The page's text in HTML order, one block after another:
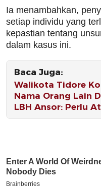
Ia menambahkan,
setiap individu yang
kepastian tentang
dalam kasus ini.
Baca Juga:
Walikota Tidore
Nama Orang Lain
LBH Ansor: Perlu